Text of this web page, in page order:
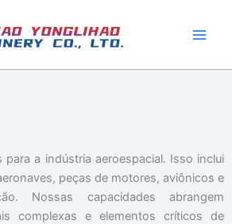
para a indústria aeroespacial. Isso inclui
peças de motores, aviônicos e
Nossas capacidades abrangem
complexas e elementos críticos de